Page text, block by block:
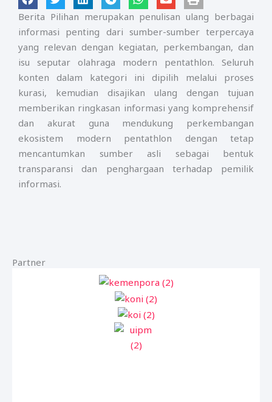
Berita Pilihan merupakan penulisan ulang berbagai
informasi penting dari sumber-sumber terpercaya
yang relevan dengan kegiatan, perkembangan, dan
isu seputar olahraga modern pentathlon. Seluruh
konten dalam kategori ini dipilih melalui proses
kurasi, kemudian disajikan ulang dengan tujuan
memberikan ringkasan informasi yang komprehensif
dan akurat guna mendukung perkembangan
ekosistem modern pentathlon dengan tetap
mencantumkan sumber asli sebagai bentuk
transparansi dan penghargaan terhadap pemilik
informasi.
Partner